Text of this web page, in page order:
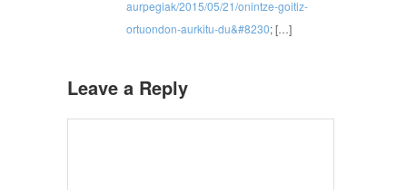
aurpegiak/2015/05/21/onintze-goitiz-
ortuondon-aurkitu-du&#8230; […]
Leave a Reply